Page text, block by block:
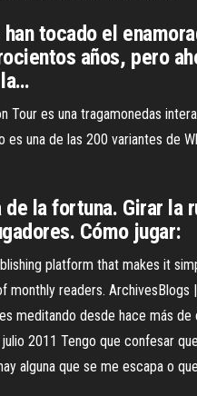
han tocado el
años, pero
Tour es una tragamonedas
es una de las 200 variantes de
de la fortuna. Girar
Cómo jugar:
platform that makes it
monthly readers. ArchivesBlogs
meditando desde hace más
2011 Tengo que confesar
alguna que se me escapa o